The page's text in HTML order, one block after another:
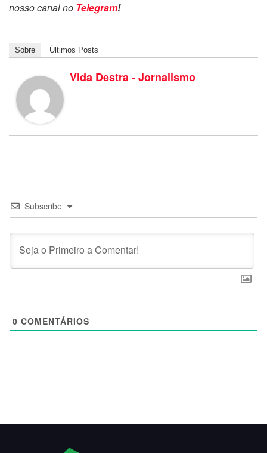
nosso canal no Telegram!
Sobre Últimos Posts
Vida Destra - Jornalismo
Subscribe
0 COMENTÁRIOS